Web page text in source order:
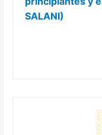
SALANI)